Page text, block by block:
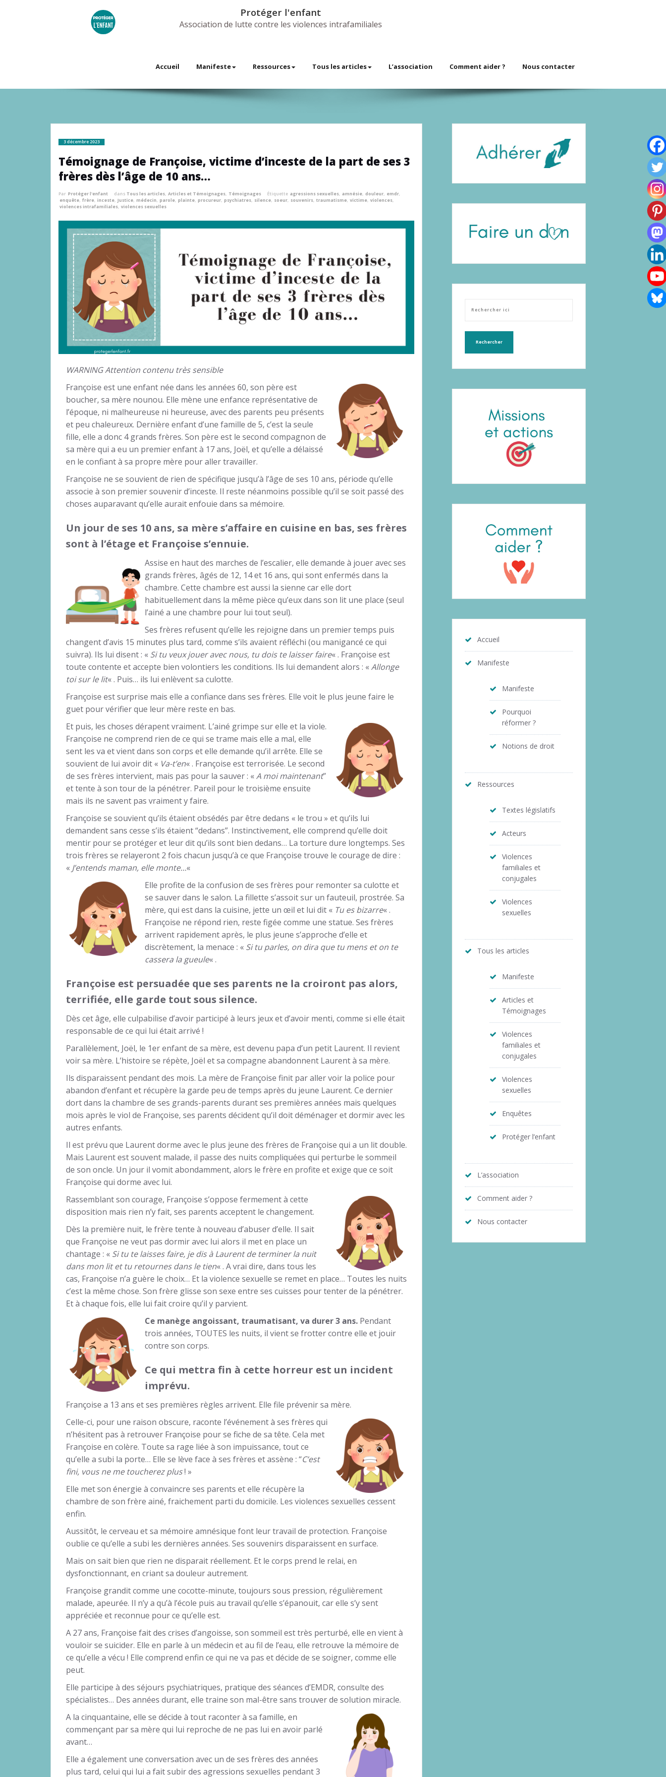
Protéger l'enfant
Association de lutte contre les violences intrafamiliales
Accueil Manifeste Ressources Tous les articles L’association Comment aider ? Nous contacter
3 décembre 2023
Témoignage de Françoise, victime d’inceste de la part de ses 3
frères dès l’âge de 10 ans…
Par Protéger l'enfant dans Tous les articles, Articles et Témoignages, Témoignages Étiquette agressions sexuelles, amnésie, douleur, emdr,
enquête, frère, inceste, Justice, médecin, parole, plainte, procureur, psychiatres, silence, soeur, souvenirs, traumatisme, victime, violences,
violences intrafamiliales, violences sexuelles
WARNING Attention contenu très sensible
Françoise est une enfant née dans les années 60, son père est
boucher, sa mère nounou. Elle mène une enfance représentative de
l’époque, ni malheureuse ni heureuse, avec des parents peu présents
et peu chaleureux. Dernière enfant d’une famille de 5, c’est la seule
fille, elle a donc 4 grands frères. Son père est le second compagnon de
sa mère qui a eu un premier enfant à 17 ans, Joël, et qu’elle a délaissé
en le confiant à sa propre mère pour aller travailler.
Françoise ne se souvient de rien de spécifique jusqu’à l’âge de ses 10 ans, période qu’elle
associe à son premier souvenir d’inceste. Il reste néanmoins possible qu’il se soit passé des
choses auparavant qu’elle aurait enfouie dans sa mémoire.
Un jour de ses 10 ans, sa mère s’affaire en cuisine en bas, ses frères
sont à l’étage et Françoise s’ennuie.
Assise en haut des marches de l’escalier, elle demande à jouer avec ses
grands frères, âgés de 12, 14 et 16 ans, qui sont enfermés dans la
chambre. Cette chambre est aussi la sienne car elle dort
habituellement dans la même pièce qu’eux dans son lit une place (seul
l’ainé a une chambre pour lui tout seul).
Ses frères refusent qu’elle les rejoigne dans un premier temps puis
changent d’avis 15 minutes plus tard, comme s’ils avaient réfléchi (ou manigancé ce qui
suivra). Ils lui disent : « Si tu veux jouer avec nous, tu dois te laisser faire« . Françoise est
toute contente et accepte bien volontiers les conditions. Ils lui demandent alors : «Allonge
toi sur le lit« . Puis… ils lui enlèvent sa culotte.
Françoise est surprise mais elle a confiance dans ses frères. Elle voit le plus jeune faire le
guet pour vérifier que leur mère reste en bas.
Et puis, les choses dérapent vraiment. L’ainé grimpe sur elle et la viole.
Françoise ne comprend rien de ce qui se trame mais elle a mal, elle
sent les va et vient dans son corps et elle demande qu’il arrête. Elle se
souvient de lui avoir dit « Va-t’en« . Françoise est terrorisée. Le second
de ses frères intervient, mais pas pour la sauver : «A moi maintenant”
et tente à son tour de la pénétrer. Pareil pour le troisième ensuite
mais ils ne savent pas vraiment y faire.
Françoise se souvient qu’ils étaient obsédés par être dedans « le trou » et qu’ils lui
demandent sans cesse s’ils étaient “dedans”. Instinctivement, elle comprend qu’elle doit
mentir pour se protéger et leur dit qu’ils sont bien dedans… La torture dure longtemps. Ses
trois frères se relayeront 2 fois chacun jusqu’à ce que Françoise trouve le courage de dire :
« J’entends maman, elle monte…«
Elle profite de la confusion de ses frères pour remonter sa culotte et
se sauver dans le salon. La fillette s’assoit sur un fauteuil, prostrée. Sa
mère, qui est dans la cuisine, jette un œil et lui dit « Tu es bizarre« .
Françoise ne répond rien, reste figée comme une statue. Ses frères
arrivent rapidement après, le plus jeune s’approche d’elle et
discrètement, la menace : « Si tu parles, on dira que tu mens et on te
cassera la gueule« .
Françoise est persuadée que ses parents ne la croiront pas alors,
terrifiée, elle garde tout sous silence.
Dès cet âge, elle culpabilise d’avoir participé à leurs jeux et d’avoir menti, comme si elle était
responsable de ce qui lui était arrivé !
Parallèlement, Joël, le 1er enfant de sa mère, est devenu papa d’un petit Laurent. Il revient
voir sa mère. L’histoire se répète, Joël et sa compagne abandonnent Laurent à sa mère.
Ils disparaissent pendant des mois. La mère de Françoise finit par aller voir la police pour
abandon d’enfant et récupère la garde peu de temps après du jeune Laurent. Ce dernier
dort dans la chambre de ses grands-parents durant ses premières années mais quelques
mois après le viol de Françoise, ses parents décident qu’il doit déménager et dormir avec les
autres enfants.
Il est prévu que Laurent dorme avec le plus jeune des frères de Françoise qui a un lit double.
Mais Laurent est souvent malade, il passe des nuits compliquées qui perturbe le sommeil
de son oncle. Un jour il vomit abondamment, alors le frère en profite et exige que ce soit
Françoise qui dorme avec lui.
Rassemblant son courage, Françoise s’oppose fermement à cette
disposition mais rien n’y fait, ses parents acceptent le changement.
Dès la première nuit, le frère tente à nouveau d’abuser d’elle. Il sait
que Françoise ne veut pas dormir avec lui alors il met en place un
chantage : « Si tu te laisses faire, je dis à Laurent de terminer la nuit
dans mon lit et tu retournes dans le tien« . A vrai dire, dans tous les
cas, Françoise n’a guère le choix… Et la violence sexuelle se remet en place… Toutes les nuits
c’est la même chose. Son frère glisse son sexe entre ses cuisses pour tenter de la pénétrer.
Et à chaque fois, elle lui fait croire qu’il y parvient.
Ce manège angoissant, traumatisant, va durer 3 ans. Pendant
trois années, TOUTES les nuits, il vient se frotter contre elle et jouir
contre son corps.
Ce qui mettra fin à cette horreur est un incident
imprévu.
Françoise a 13 ans et ses premières règles arrivent. Elle file prévenir sa mère.
Celle-ci, pour une raison obscure, raconte l’événement à ses frères qui
n’hésitent pas à retrouver Françoise pour se fiche de sa tête. Cela met
Françoise en colère. Toute sa rage liée à son impuissance, tout ce
qu’elle a subi la porte… Elle se lève face à ses frères et assène : “C’est
fini, vous ne me toucherez plus! »
Elle met son énergie à convaincre ses parents et elle récupère la
chambre de son frère ainé, fraichement parti du domicile. Les violences sexuelles cessent
enfin.
Aussitôt, le cerveau et sa mémoire amnésique font leur travail de protection. Françoise
oublie ce qu’elle a subi les dernières années. Ses souvenirs disparaissent en surface.
Mais on sait bien que rien ne disparait réellement. Et le corps prend le relai, en
dysfonctionnant, en criant sa douleur autrement.
Françoise grandit comme une cocotte-minute, toujours sous pression, régulièrement
malade, apeurée. Il n’y a qu’à l’école puis au travail qu’elle s’épanouit, car elle s’y sent
appréciée et reconnue pour ce qu’elle est.
A 27 ans, Françoise fait des crises d’angoisse, son sommeil est très perturbé, elle en vient à
vouloir se suicider. Elle en parle à un médecin et au fil de l’eau, elle retrouve la mémoire de
ce qu’elle a vécu ! Elle comprend enfin ce qui ne va pas et décide de se soigner, comme elle
peut.
Elle participe à des séjours psychiatriques, pratique des séances d’EMDR, consulte des
spécialistes… Des années durant, elle traine son mal-être sans trouver de solution miracle.
A la cinquantaine, elle se décide à tout raconter à sa famille, en
commençant par sa mère qui lui reproche de ne pas lui en avoir parlé
avant…
Elle a également une conversation avec un de ses frères des années
plus tard, celui qui lui a fait subir des agressions sexuelles pendant 3
Accueil
Manifeste
Manifeste
Pourquoi
réformer ?
Notions de droit
Ressources
Textes législatifs
Acteurs
Violences
familiales et
conjugales
Violences
sexuelles
Tous les articles
Manifeste
Articles et
Témoignages
Violences
familiales et
conjugales
Violences
sexuelles
Enquêtes
Protéger l’enfant
L’association
Comment aider ?
Nous contacter